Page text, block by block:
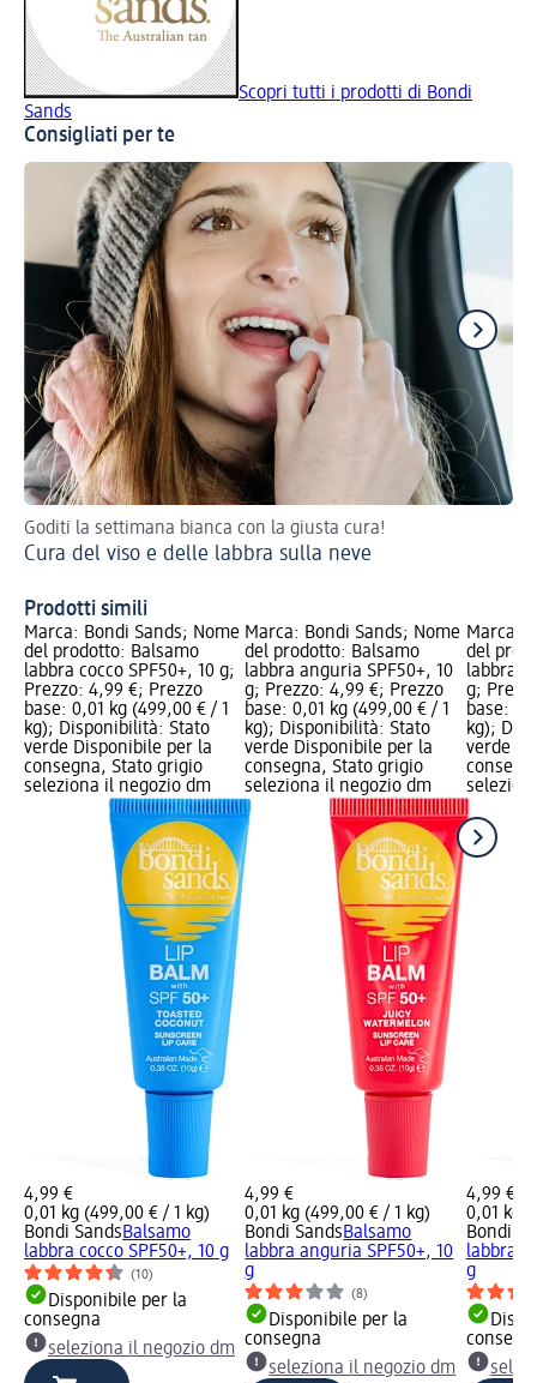
Scopri tutti i prodotti di Bondi
Sands
Consigliati per te
Goditi la settimana bianca con la giusta cura!
Cura del viso e delle labbra sulla neve
Prodotti simili
Marca: Bondi Sands; Nome
del prodotto: Balsamo
labbra cocco SPF50+, 10 g;
Prezzo: 4,99 €; Prezzo
base: 0,01 kg (499,00 € / 1
kg); Disponibilità: Stato
verde Disponibile per la
consegna, Stato grigio
seleziona il negozio dm
4,99 €
0,01 kg (499,00 € / 1 kg)
Bondi SandsBalsamo
labbra cocco SPF50+, 10 g
(10)
Disponibile per la
consegna
seleziona il negozio dm
Marca: Bondi Sands; Nome
del prodotto: Balsamo
labbra anguria SPF50+, 10
g; Prezzo: 4,99 €; Prezzo
base: 0,01 kg (499,00 € / 1
kg); Disponibilità: Stato
verde Disponibile per la
consegna, Stato grigio
seleziona il negozio dm
4,99 €
0,01 kg (499,00 € / 1 kg)
Bondi SandsBalsamo
labbra anguria SPF50+, 10
g
(8)
Disponibile per la
consegna
seleziona il negozio dm
Marca:
del
labbra
g;
base:
kg);
verde
4,99 €
0,01 kg
Bondi
labbra
g